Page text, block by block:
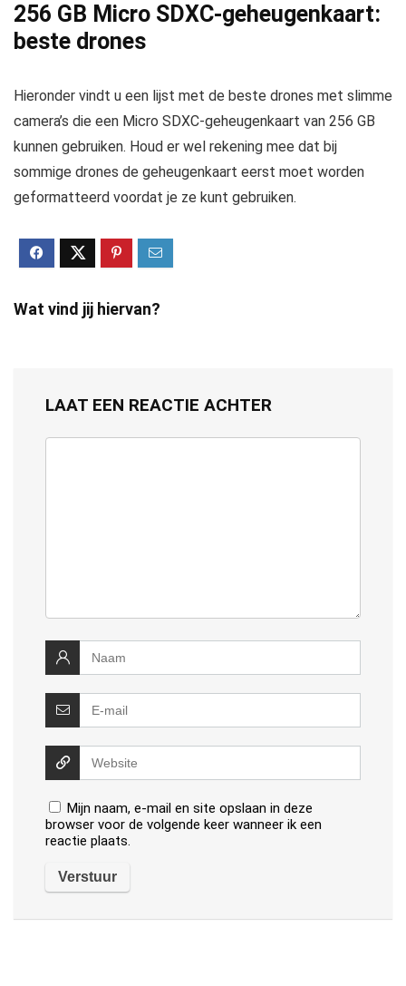
256 GB Micro SDXC-geheugenkaart:
beste drones
Hieronder vindt u een lijst met de beste drones met slimme
camera’s die een Micro SDXC-geheugenkaart van 256 GB
kunnen gebruiken. Houd er wel rekening mee dat bij
sommige drones de geheugenkaart eerst moet worden
geformatteerd voordat je ze kunt gebruiken.
Wat vind jij hiervan?
LAAT EEN REACTIE ACHTER
Mijn naam, e-mail en site opslaan in deze
browser voor de volgende keer wanneer ik een
reactie plaats.